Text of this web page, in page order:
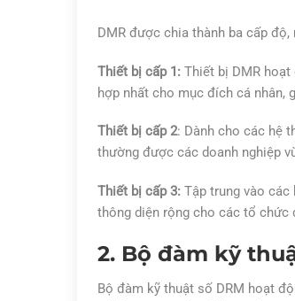
DMR được chia thành ba cấp
Thiết bị cấp 1: Thiết bị DMR
hợp nhất cho mục đích cá nhân,
Thiết bị cấp 2: Dành cho các hệ
thường được các doanh nghiệp
Thiết bị cấp 3: Tập trung vào các
thông diện rộng cho các tổ chức
2. Bộ đàm kỹ
Bộ đàm kỹ thuật số DRM hoạt